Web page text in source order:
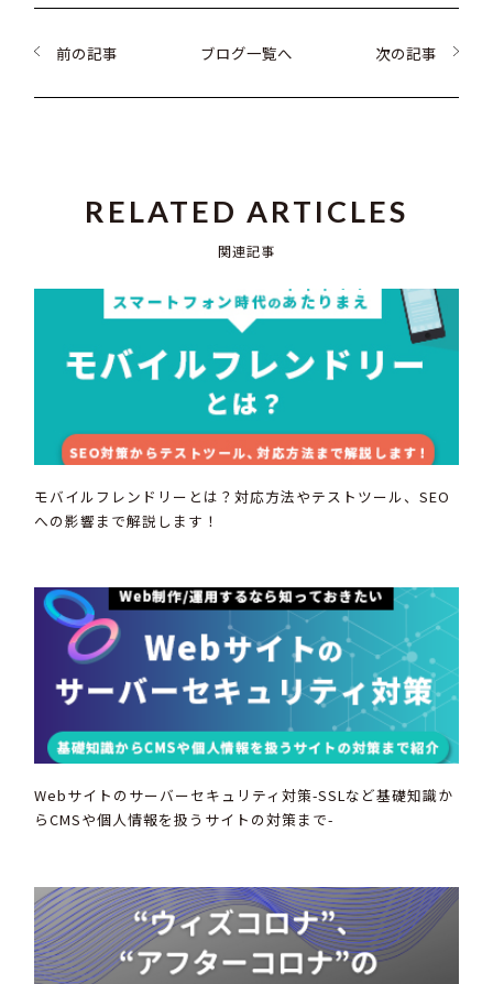
前の記事 ブログ一覧へ 次の記事
RELATED ARTICLES
関連記事
モバイルフレンドリーとは？対応方法やテストツール、SEO
への影響まで解説します！
Webサイトのサーバーセキュリティ対策-SSLなど基礎知識か
らCMSや個人情報を扱うサイトの対策まで-